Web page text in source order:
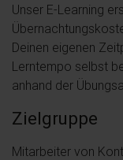
Unser E-Learning
Deinen eigenen
Lerntempo selbst
anhand der
Zielgruppe
Mitarbeiter von